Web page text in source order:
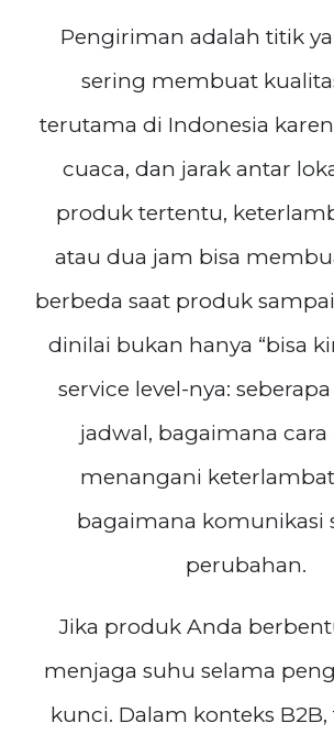
Pengiriman adalah titik
sering membuat
terutama di Indonesia
cuaca, dan jarak antar
produk tertentu,
atau dua jam bisa
berbeda saat produk
dinilai bukan hanya “bisa
service level-nya:
jadwal, bagaimana cara
menangani
bagaimana komunikasi
perubahan.
Jika produk Anda
menjaga suhu selama
kunci. Dalam konteks